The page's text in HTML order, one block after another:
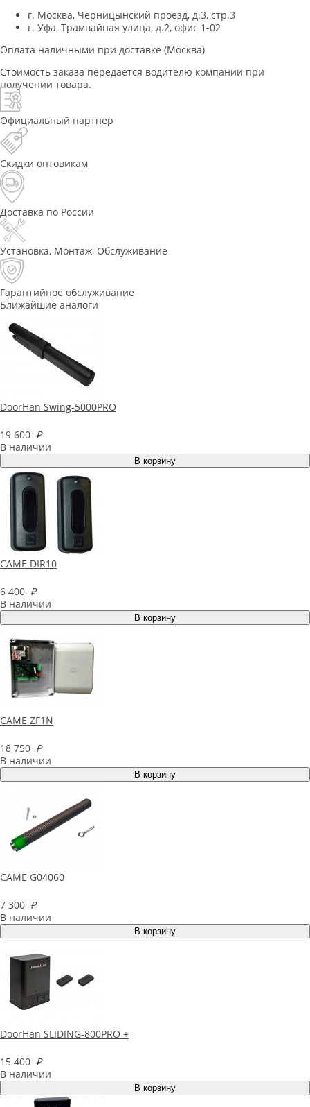
г. Москва, Черницынский проезд, д.3, стр.3
г. Уфа, Трамвайная улица, д.2, офис 1-02
Оплата наличными при доставке (Москва)
Стоимость заказа передаётся водителю компании при
получении товара.
Официальный партнер
Скидки оптовикам
Доставка по России
Установка, Монтаж, Обслуживание
Гарантийное обслуживание
Ближайшие аналоги
DoorHan Swing-5000PRO
19 600 ₽
В наличии
CAME DIR10
6 400 ₽
В наличии
CAME ZF1N
18 750 ₽
В наличии
CAME G04060
7 300 ₽
В наличии
DoorHan SLIDING-800PRO +
15 400 ₽
В наличии